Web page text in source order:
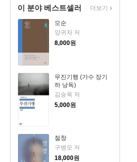
이 분야 베스트셀러
모순
양귀자 저
8,000원
무진기행 (가수 장기
하 낭독)
김승옥 저
5,000원
절창
구병모 저
18,000원
더보기